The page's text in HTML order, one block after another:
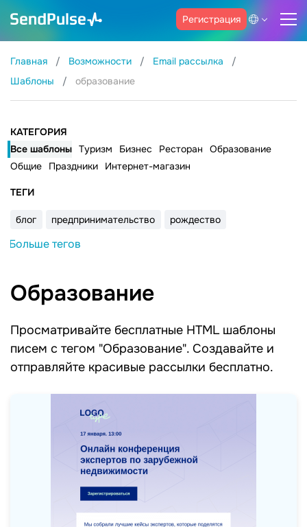
Регистрация
Главная Возможности
Email рассылка
Шаблоны
образование
КАТЕГОРИЯ
Все шаблоны Туризм Бизнес Ресторан
Образование
Общие
Праздники Интернет-магазин
ТЕГИ
блог предпринимательство рождество
Больше тегов
Образование
Просматривайте бесплатные HTML шаблоны
писем c тегом "Образование". Создавайте и
отправляйте красивые рассылки бесплатно.